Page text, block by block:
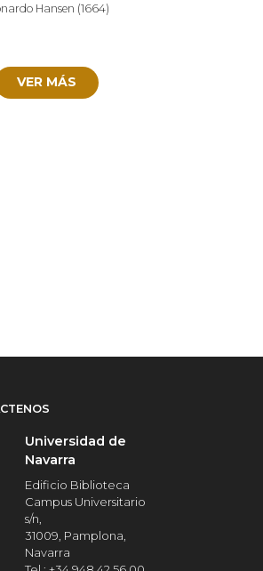
Hansen (1664)
VER MÁS
Universidad de
Navarra
Edificio Biblioteca
Campus Universitario
s/n,
31009, Pamplona,
Navarra